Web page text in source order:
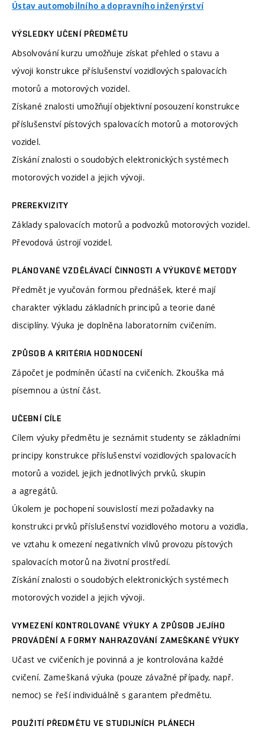
Ústav automobilního a dopravního inženýrství
VÝSLEDKY UČENÍ PŘEDMĚTU
Absolvování kurzu umožňuje získat přehled o stavu a
vývoji konstrukce příslušenství vozidlových spalovacích
motorů a motorových vozidel.
Získané znalosti umožňují objektivní posouzení konstrukce
příslušenství pístových spalovacích motorů a motorových
vozidel.
Získání znalosti o soudobých elektronických systémech
motorových vozidel a jejich vývoji.
PREREKVIZITY
Základy spalovacích motorů a podvozků motorových vozidel.
Převodová ústrojí vozidel.
PLÁNOVANÉ VZDĚLÁVACÍ ČINNOSTI A VÝUKOVÉ METODY
Předmět je vyučován formou přednášek, které mají
charakter výkladu základních principů a teorie dané
disciplíny. Výuka je doplněna laboratorním cvičením.
ZPŮSOB A KRITÉRIA HODNOCENÍ
Zápočet je podmíněn účastí na cvičeních. Zkouška má
písemnou a ústní část.
UČEBNÍ CÍLE
Cílem výuky předmětu je seznámit studenty se základními
principy konstrukce příslušenství vozidlových spalovacích
motorů a vozidel, jejich jednotlivých prvků, skupin
a agregátů.
Úkolem je pochopení souvislostí mezi požadavky na
konstrukci prvků příslušenství vozidlového motoru a vozidla,
ve vztahu k omezení negativních vlivů provozu pístových
spalovacích motorů na životní prostředí.
Získání znalosti o soudobých elektronických systémech
motorových vozidel a jejich vývoji.
VYMEZENÍ KONTROLOVANÉ VÝUKY A ZPŮSOB JEJÍHO
PROVÁDĚNÍ A FORMY NAHRAZOVÁNÍ ZAMEŠKANÉ VÝUKY
Učast ve cvičeních je povinná a je kontrolována každé
cvičení. Zameškaná výuka (pouze závažné případy, např.
nemoc) se řeší individuálně s garantem předmětu.
POUŽITÍ PŘEDMĚTU VE STUDIJNÍCH PLÁNECH